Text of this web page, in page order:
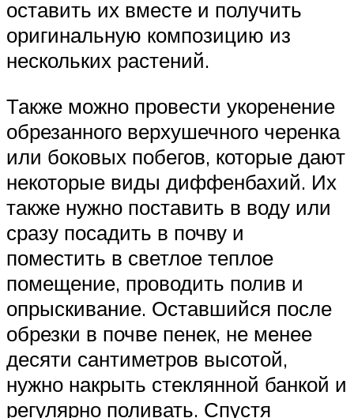
оставить их вместе и получить
оригинальную композицию из
нескольких растений.
Также можно провести укоренение
обрезанного верхушечного черенка
или боковых побегов, которые дают
некоторые виды диффенбахий. Их
также нужно поставить в воду или
сразу посадить в почву и
поместить в светлое теплое
помещение, проводить полив и
опрыскивание. Оставшийся после
обрезки в почве пенек, не менее
десяти сантиметров высотой,
нужно накрыть стеклянной банкой и
регулярно поливать. Спустя